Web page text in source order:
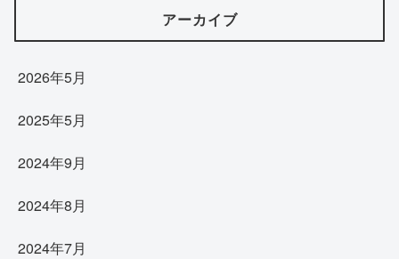
アーカイブ
2026年5月
2025年5月
2024年9月
2024年8月
2024年7月